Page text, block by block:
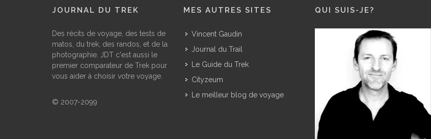
JOURNAL DU TREK
Des récits de voyage, des tests de
matos, du trek, des randos, et de la
photographie. JDT c'est aussi le
premier comparateur de Trek pour
vous aider à choisir votre voyage.
© 2007-2099
MES AUTRES SITES
Vincent Gaudin
Journal du Trail
Le Guide du Trek
Cityzeum
Le meilleur blog de voyage
QUI SUIS-JE?